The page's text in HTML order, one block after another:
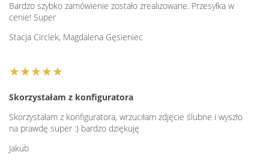
SPA to miejsce, które jak żadne inne, kojarzy się z pełnym
która upłynie im w komfortowej i odprężajacej atmosferze.
wprowadza pięknie zaaranżowane wnętrze. Odpowiednio
nie tylko pomogą wyrazić charakter wnętrza, ale także będą
pozwolą w subtelny sposób wydzielić strefę, w której
klienci mogą spokojnie przygotować się do zabiegów,
zaaranżować miejsce ich wykonywania, a także stworzyć
Bardzo szybko zamówienie zostało zrealizowane. Przesyłka w
cenie! Super
Stacja Circlek, Magdalena Gęsieniec
★★★★★
Skorzystałam z konfiguratora
Skorzystałam z konfiguratora, wrzuciłam zdjęcie ślubne i wyszło
na prawdę super :) bardzo dziękuję
Jakub